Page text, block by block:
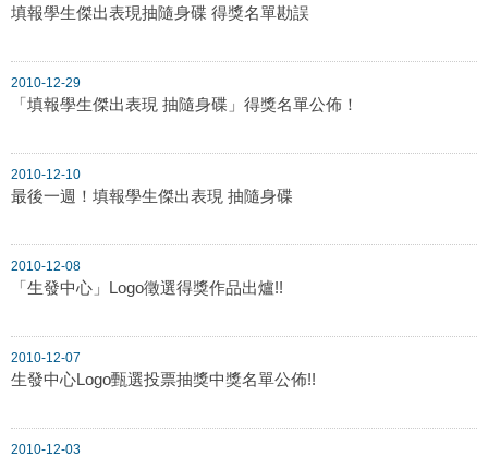
填報學生傑出表現抽隨身碟 得獎名單勘誤
2010-12-29
「填報學生傑出表現 抽隨身碟」得獎名單公佈！
2010-12-10
最後一週！填報學生傑出表現 抽隨身碟
2010-12-08
「生發中心」Logo徵選得獎作品出爐!!
2010-12-07
生發中心Logo甄選投票抽獎中獎名單公佈!!
2010-12-03